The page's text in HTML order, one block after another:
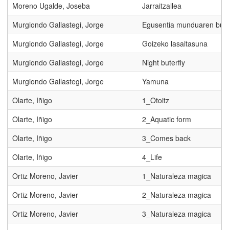
Moreno Ugalde, Joseba
Jarraitzailea
Murgiondo Gallastegi, Jorge
Egusentia munduaren
Murgiondo Gallastegi, Jorge
Goizeko lasaitasuna
Murgiondo Gallastegi, Jorge
Night buterfly
Murgiondo Gallastegi, Jorge
Yamuna
Olarte, Iñigo
1_Otoitz
Olarte, Iñigo
2_Aquatic form
Olarte, Iñigo
3_Comes back
Olarte, Iñigo
4_Life
Ortiz Moreno, Javier
1_Naturaleza magica
Ortiz Moreno, Javier
2_Naturaleza magica
Ortiz Moreno, Javier
3_Naturaleza magica